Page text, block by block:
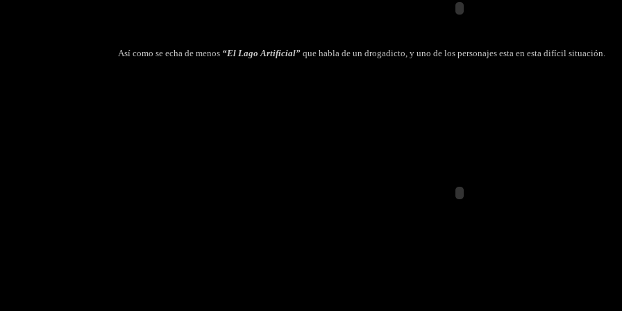
Así como se echa de menos “El Lago Artificial” que habla de un drogadicto, y uno de los personajes esta en esta difícil situación.